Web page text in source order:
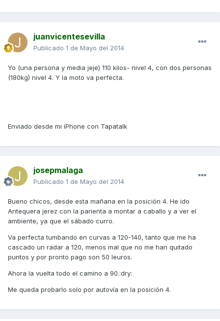
juanvicentesevilla
Publicado 1 de Mayo del 2014
Yo (una persona y media jeje) 110 kilos- nivel 4, con dos personas
(180kg) nivel 4. Y la moto va perfecta.
Enviado desde mi iPhone con Tapatalk
josepmalaga
Publicado 1 de Mayo del 2014
Bueno chicos, desde esta mañana en la posición 4. He ido
Antequera jerez con la parienta a montar a caballo y a ver el
ambiente, ya que el sábado curro.
Va perfecta tumbando en curvas a 120-140, tanto que me ha
cascado un radar a 120, menos mal que no me han quitado
puntos y por pronto pago son 50 leuros.
Ahora la vuelta todo el camino a 90.:dry:
Me queda probarlo solo por autovía en la posición 4.